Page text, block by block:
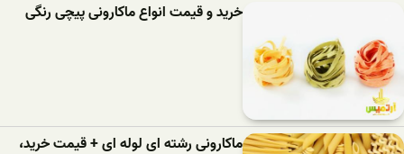
خرید و قیمت انواع ماکارونی پیچی رنگی
ماکارونی رشته ای لوله ای + قیمت خرید،